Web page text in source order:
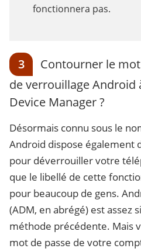
fonctionnera pas.
3
Contourner le
de verrouillage Android
Device Manager ?
Désormais connu sous le
Android dispose également
pour déverrouiller votre
que le libellé de cette
pour beaucoup de gens.
(ADM, en abrégé) est assez
méthode précédente. Mais
mot de passe de votre